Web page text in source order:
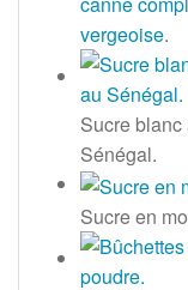
vergeoise.
Sucre blanc
Sénégal.
Sucre en